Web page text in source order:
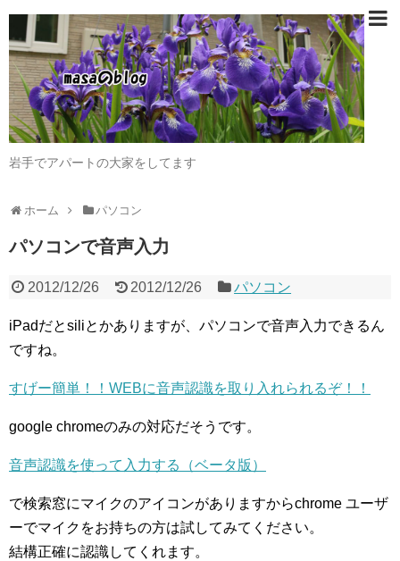
岩手でアパートの大家をしてます
ホーム パソコン
パソコンで音声入力
2012/12/26 2012/12/26 パソコン
iPadだとsiliとかありますが、パソコンで音声入力できるん
ですね。
すげー簡単！！WEBに音声認識を取り入れられるぞ！！
google chromeのみの対応だそうです。
音声認識を使って入力する（ベータ版）
で検索窓にマイクのアイコンがありますからchrome ユーザ
ーでマイクをお持ちの方は試してみてください。
結構正確に認識してくれます。